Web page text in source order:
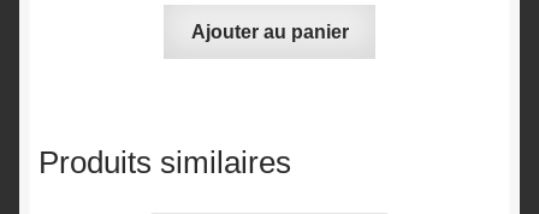
Ajouter au panier
Produits similaires